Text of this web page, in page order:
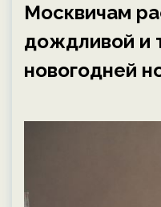
Москвичам
дождливой и
новогодней